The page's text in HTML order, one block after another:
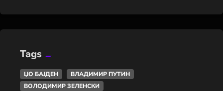
Tags
ЏО БАЈДЕН
ВЛАДИМИР ПУТИН
ВОЛОДИМИР ЗЕЛЕНСКИ